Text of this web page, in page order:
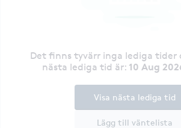
Det finns tyvärr inga lediga tider
nästa lediga tid är: 10 Aug
Lägg till väntelista
Visa nästa lediga tid